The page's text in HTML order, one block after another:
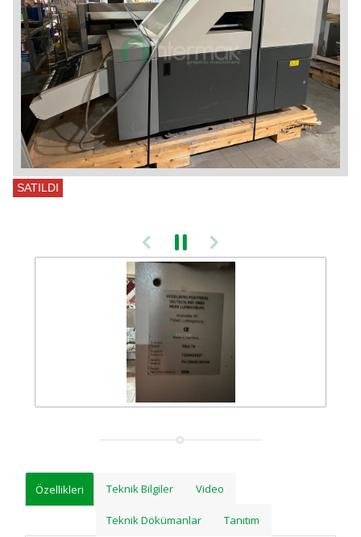
SATILDI
Özellikleri Teknik Bilgiler Video
Teknik Dökümanlar Tanıtım